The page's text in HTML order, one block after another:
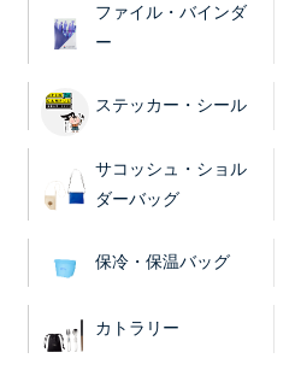
ファイル・バインダ
ー
ステッカー・シール
サコッシュ・ショル
ダーバッグ
保冷・保温バッグ
カトラリー